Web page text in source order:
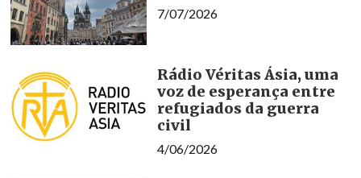
7/07/2026
Rádio Véritas Ásia, uma
voz de esperança entre
refugiados da guerra
civil
4/06/2026